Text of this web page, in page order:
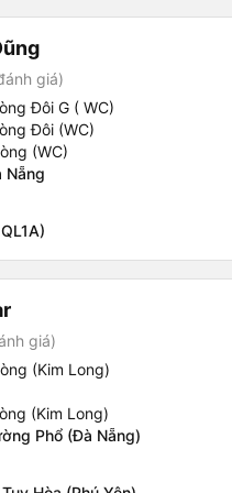
giá)
Đôi G ( WC)
Đôi (WC)
(WC)
Nẵng
giá)
(Kim Long)
(Kim Long)
Phổ (Đà Nẵng)